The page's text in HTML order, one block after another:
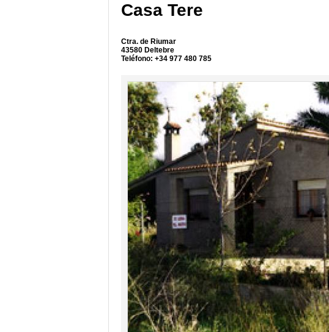
Casa Tere
Ctra. de Riumar
43580 Deltebre
Teléfono: +34 977 480 785